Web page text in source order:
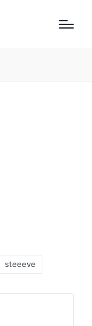
steeeve